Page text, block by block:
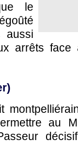
le
aussi
arrêts face
au